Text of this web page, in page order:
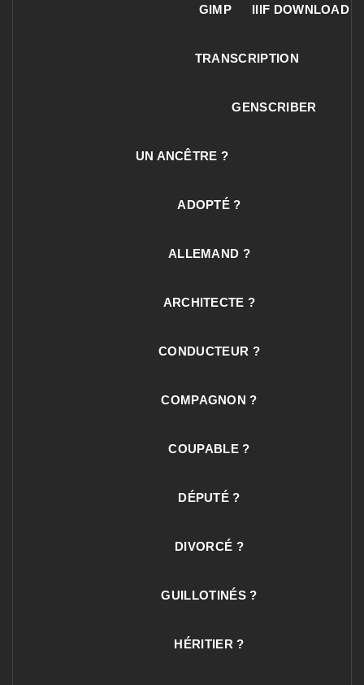
GIMP IIIF DOWNLOAD
TRANSCRIPTION
GENSCRIBER
UN ANCÊTRE ?
ADOPTÉ ?
ALLEMAND ?
ARCHITECTE ?
CONDUCTEUR ?
COMPAGNON ?
COUPABLE ?
DÉPUTÉ ?
DIVORCÉ ?
GUILLOTINÉS ?
HÉRITIER ?